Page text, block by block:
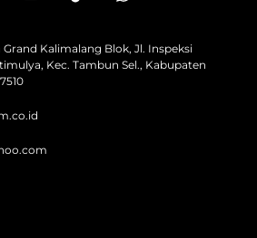
Kalimalang Blok, Jl. Inspeksi
Kec. Tambun Sel., Kabupaten